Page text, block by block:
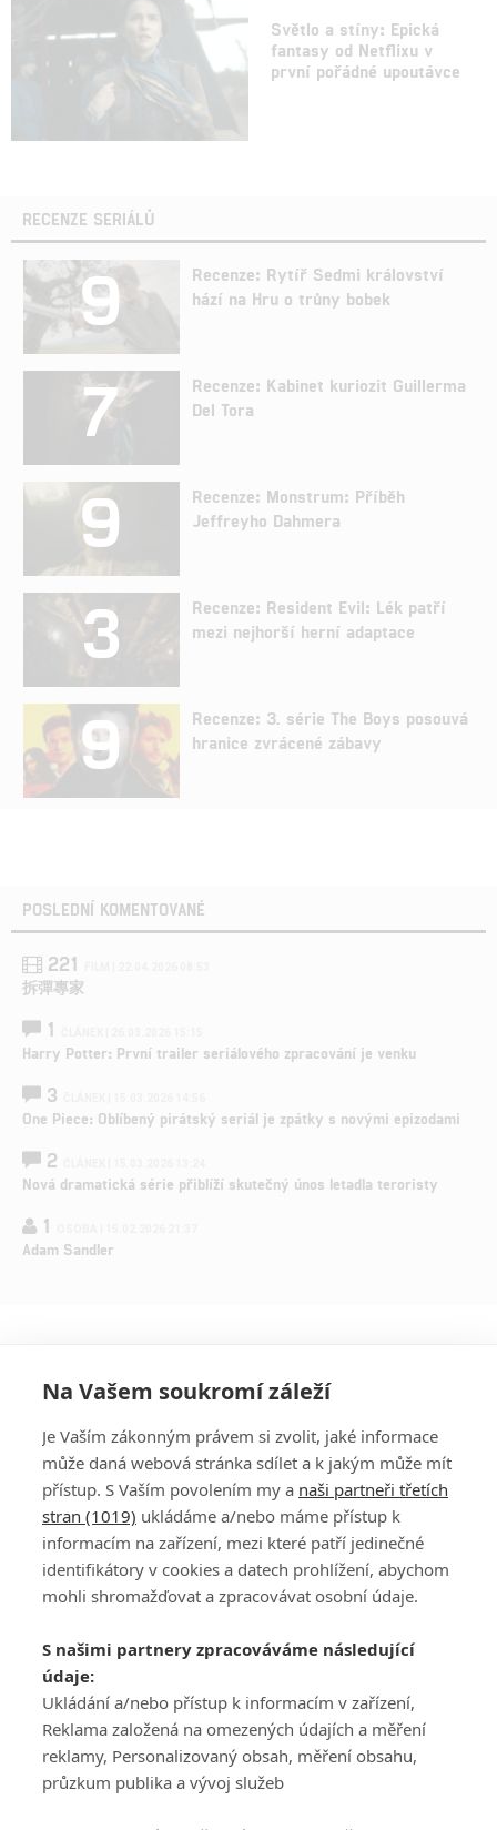
Světlo a stíny: Epická
fantasy od Netflixu v
první pořádné upoutávce
RECENZE SERIÁLŮ
9
Recenze: Rytíř Sedmi království
hází na Hru o trůny bobek
7
Recenze: Kabinet kuriozit Guillerma
Del Tora
9
Recenze: Monstrum: Příběh
Jeffreyho Dahmera
3
Recenze: Resident Evil: Lék patří
mezi nejhorší herní adaptace
9
Recenze: 3. série The Boys posouvá
hranice zvrácené zábavy
POSLEDNÍ KOMENTOVANÉ
221
拆彈專家
1
Harry Potter: První trailer seriálového zpracování je venku
3
One Piece: Oblíbený pirátský seriál je zpátky s novými epizodami
2
Nová dramatická série přiblíží skutečný únos letadla teroristy
1
Adam Sandler
PŘIHLÁSIT
REGISTROVAT
DISKUZE
Šéfredaktorkou webu jePetr Slavík, e-mailserialy@fandimefilmu.cz
Máte-li zájem o inzerci na našem webu napište nám na e-mail
studio@koncal.com
Ochrana osobních údajů|Zásady používání cookies |Pravidla webu
Upravit nastavení soukromí
Na Vašem soukromí záleží
Je Vaším zákonným právem si zvolit, jaké informace
může daná webová stránka sdílet a k jakým může mít
přístup. S Vaším povolením my a naši partneři třetích
stran (1019) ukládáme a/nebo máme přístup k
informacím na zařízení, mezi které patří jedinečné
identifikátory v cookies a datech prohlížení, abychom
mohli shromažďovat a zpracovávat osobní údaje.
S našimi partnery zpracováváme následující
údaje:
Ukládání a/nebo přístup k informacím v zařízení,
Reklama založená na omezených údajích a měření
reklamy, Personalizovaný obsah, měření obsahu,
průzkum publika a vývoj služeb